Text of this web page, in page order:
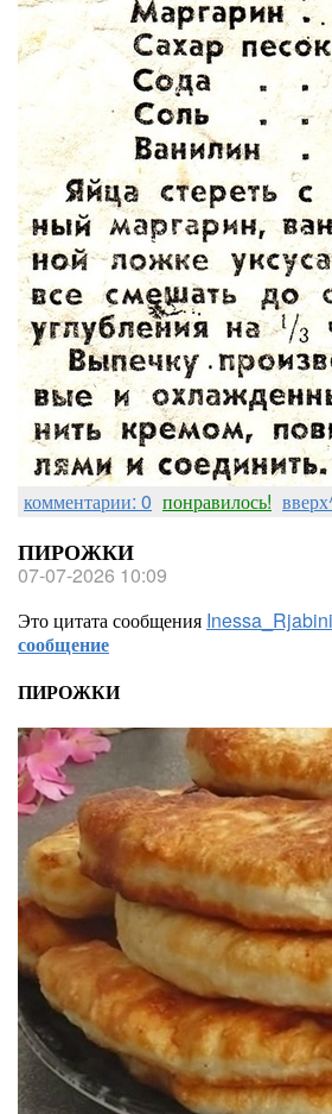
комментарии: 0 понравилось!
ПИРОЖКИ
07-07-2026 10:09
Это цитата сообщения
сообщение
ПИРОЖКИ